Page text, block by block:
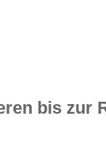
bis zur